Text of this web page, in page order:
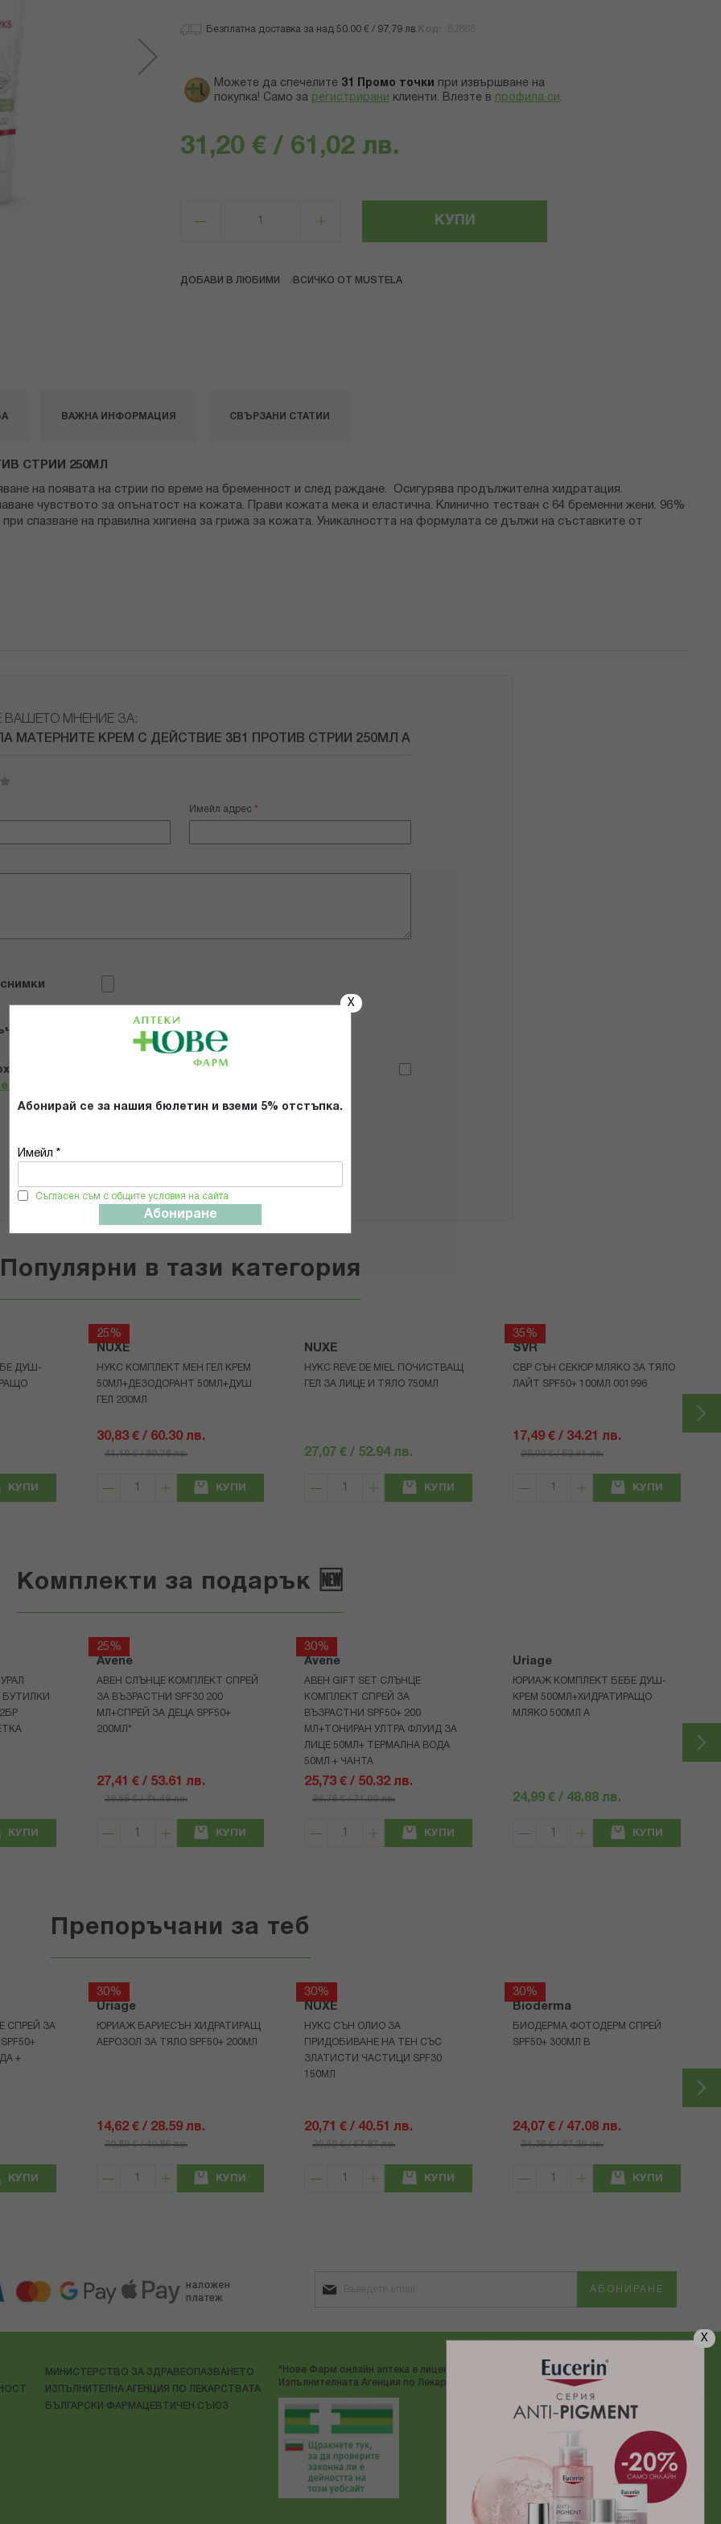
X
X
Абонирай се за нашия бюлетин и вземи 5% отстъпка.
Имейл *
Съгласен съм с общите условия на сайта
Абониране
Безплатна доставка за над 50.00 € / 97,79 лв.
Можете да спечелите 31 Промо точки
при извършване на
покупка! Само за регистрирани клиенти. Влезте в профила си .
31,20 € / 61,02 лв.
КУПИ
ДОБАВИ В ЛЮБИМИ ВСИЧКО ОТ MUSTELA
СТРИИ 250МЛ
на появата на стрии по време на бременност и след раждане. Осигурява продължителна хидратация.
чувството за опънатост на кожата. Прави кожата мека и еластична. Клинично тестван с 64 бременни жени. 96%
спазване на правилна хигиена за грижа за кожата. Уникалността на формулата се дължи на съставките от
ВАЖНА ИНФОРМАЦИЯ СВЪРЗАНИ СТАТИИ
ВАШЕТО МНЕНИЕ ЗА:
МАТЕРНИТЕ КРЕМ С ДЕЙСТВИЕ 3В1 ПРОТИВ СТРИИ 250МЛ А
Имейл адрес
продукта
и се съгласявам с
Общите условия и политиката за
Популярни в тази категория
ДУШ-
КУПИ
25%
NUXE
НУКС КОМПЛЕКТ МЕН ГЕЛ КРЕМ
50МЛ+ДЕЗОДОРАНТ 50МЛ+ДУШ
ГЕЛ 200МЛ
30,83 € / 60.30 лв.
41,10 € / 80.38 лв.
КУПИ
NUXE
НУКС REVE DE MIEL ПОЧИСТВАЩ
ГЕЛ ЗА ЛИЦЕ И ТЯЛО 750МЛ
27,07 € / 52.94 лв.
КУПИ
35%
SVR
СВР СЪН СЕКЮР МЛЯКО ЗА ТЯЛО
ЛАЙТ SPF50+ 100МЛ 001996
17,49 € / 34.21 лв.
26,90 € / 52.61 лв.
КУПИ
Комплекти за подарък 🆕
БУТИЛКИ
КУПИ
25%
Avene
АВЕН СЛЪНЦЕ КОМПЛЕКТ СПРЕЙ
ЗА ВЪЗРАСТНИ SPF30 200
МЛ+СПРЕЙ ЗА ДЕЦА SPF50+
200МЛ*
27,41 € / 53.61 лв.
36,55 € / 71.49 лв.
КУПИ
30%
Avene
АВЕН GIFT SET СЛЪНЦЕ
КОМПЛЕКТ СПРЕЙ ЗА
ВЪЗРАСТНИ SPF50+ 200
МЛ+ТОНИРАН УЛТРА ФЛУИД ЗА
ЛИЦЕ 50МЛ+ ТЕРМАЛНА ВОДА
50МЛ + ЧАНТА
25,73 € / 50.32 лв.
36,76 € / 71.90 лв.
КУПИ
Uriage
ЮРИАЖ КОМПЛЕКТ БЕБЕ ДУШ-
КРЕМ 500МЛ+ХИДРАТИРАЩО
МЛЯКО 500МЛ A
24,99 € / 48.88 лв.
КУПИ
Препоръчани за теб
СПРЕЙ ЗА
+
КУПИ
30%
Uriage
ЮРИАЖ БАРИЕСЪН ХИДРАТИРАЩ
АЕРОЗОЛ ЗА ТЯЛО SPF50+ 200МЛ
14,62 € / 28.59 лв.
20,89 € / 40.86 лв.
КУПИ
30%
NUXE
НУКС СЪН ОЛИО ЗА
ПРИДОБИВАНЕ НА ТЕН СЪС
ЗЛАТИСТИ ЧАСТИЦИ SPF30
150МЛ
20,71 € / 40.51 лв.
29,59 € / 57.87 лв.
КУПИ
30%
Bioderma
БИОДЕРМА ФОТОДЕРМ СПРЕЙ
SPF50+ 300МЛ В
24,07 € / 47.08 лв.
34,39 € / 67.26 лв.
КУПИ
АБОНИРАНЕ
МИНИСТЕРСТВО ЗА ЗДРАВЕОПАЗВАНЕТО
ИЗПЪЛНИТЕЛНА АГЕНЦИЯ ПО ЛЕКАРСТВАТА
БЪЛГАРСКИ ФАРМАЦЕВТИЧЕН СЪЮЗ
"Нове Фарм онлайн аптека е лицензирана от
Изпълнителната Агенция по Лекарствата"
ДОСТАВЯМЕ С: